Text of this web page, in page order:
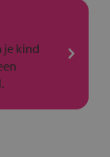
je kind